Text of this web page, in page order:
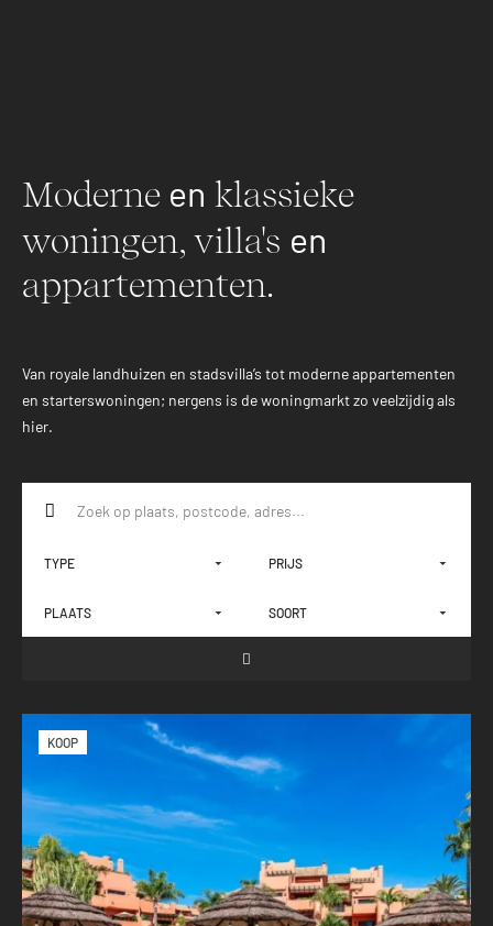
Moderne en klassieke
woningen, villa's en
appartementen.
Van royale landhuizen en stadsvilla’s tot moderne appartementen
en starterswoningen; nergens is de woningmarkt zo veelzijdig als
hier.
TYPE PRIJS
PLAATS SOORT
KOOP